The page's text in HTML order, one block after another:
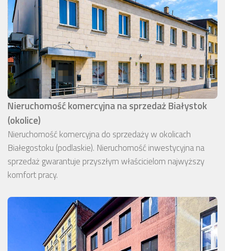
Nieruchomość komercyjna na sprzedaż Białystok
(okolice)
Nieruchomość komercyjna do sprzedaży w okolicach
Białegostoku (podlaskie). Nieruchomość inwestycyjna na
sprzedaż gwarantuje przyszłym właścicielom najwyższy
komfort pracy.